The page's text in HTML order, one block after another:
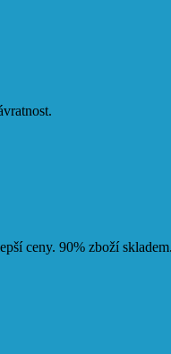
ceny. 90% zboží